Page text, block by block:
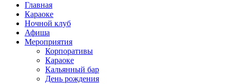
Главная
Караоке
Ночной клуб
Афиша
Мероприятия
Корпоративы
Караоке
Кальянный бар
День рождения